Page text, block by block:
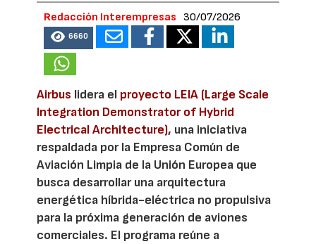
Redacción Interempresas 30/07/2026
6660
Airbus lidera el proyecto LEIA (Large Scale
Integration Demonstrator of Hybrid
Electrical Architecture), una iniciativa
respaldada por la Empresa Común de
Aviación Limpia de la Unión Europea que
busca desarrollar una arquitectura
energética híbrida-eléctrica no propulsiva
para la próxima generación de aviones
comerciales. El programa reúne a